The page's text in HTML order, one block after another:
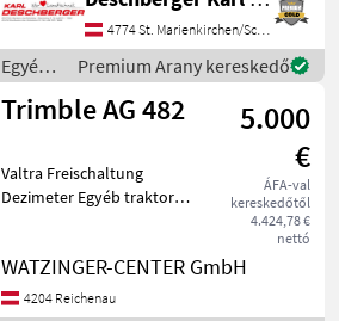
Lenksystems bei Traktoren
ohne Lenksystem
Vorbereitung passend für
Fendt Vario Traktoren
4774 St. Marienkirchen/Schärding
Egyéb
traktor
tartozékok
Trimble
Premium Arany kereskedő
Trimble AG 482
5.000
€
ÁFA-val
kereskedőtől
4.424,78 €
nettó
Valtra Freischaltung
Dezimeter Egyéb traktor
WATZINGER-CENTER GmbH
4204 Reichenau